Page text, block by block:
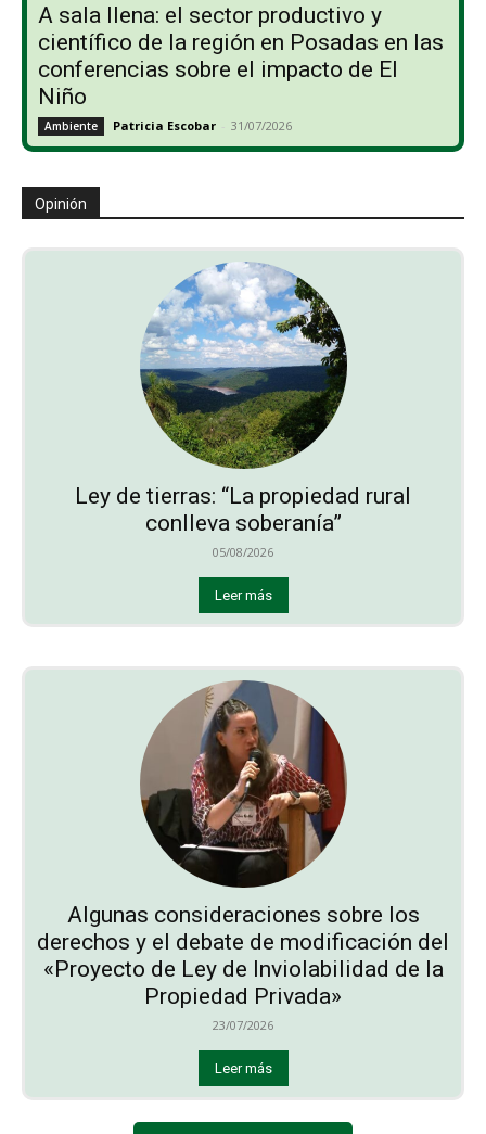
A sala llena: el sector productivo y
científico de la región en Posadas en las
conferencias sobre el impacto de El
Niño
Ambiente Patricia Escobar - 31/07/2026
Opinión
Ley de tierras: “La propiedad rural
conlleva soberanía”
05/08/2026
Leer más
Algunas consideraciones sobre los
derechos y el debate de modificación del
«Proyecto de Ley de Inviolabilidad de la
Propiedad Privada»
23/07/2026
Leer más